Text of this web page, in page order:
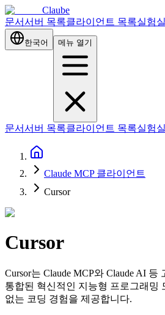
Claube
문서서버 목록클라이언트 목록실험실
한국어 메뉴 열기
문서서버 목록클라이언트 목록실험실
Claude MCP 클라이언트
Cursor
Cursor
Cursor는 Claude MCP와 Claude AI 등
통합된 혁신적인 지능형 프로그래밍
없는 코딩 경험을 제공합니다.